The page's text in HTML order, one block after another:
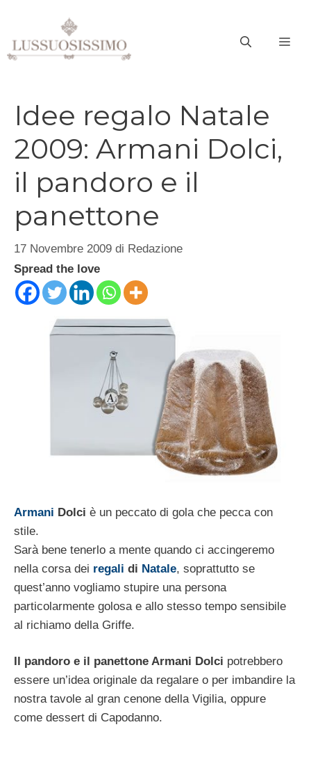
contenuto
Idee regalo Natale
2009: Armani Dolci,
il pandoro e il
panettone
17 Novembre 2009 di Redazione
Spread the love
Armani Dolci è un peccato di gola che pecca con
stile.
Sarà bene tenerlo a mente quando ci accingeremo
nella corsa dei regali di Natale, soprattutto se
quest’anno vogliamo stupire una persona
particolarmente golosa e allo stesso tempo sensibile
al richiamo della Griffe.
Il pandoro e il panettone Armani Dolci potrebbero
essere un’idea originale da regalare o per imbandire la
nostra tavole al gran cenone della Vigilia, oppure
come dessert di Capodanno.